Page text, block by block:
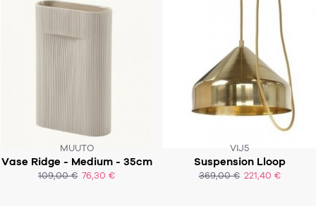
MUUTO
Vase Ridge - Medium - 35cm
109,00 € 76,30 €
ACHAT EXPRESS
VIJ5
Suspension Lloop
369,00 € 221,40 €
ACHAT EXPRESS